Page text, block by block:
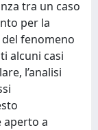
tra un caso
per la
fenomeno
alcuni casi
l’analisi
aperto a